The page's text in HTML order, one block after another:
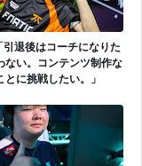
退後はコーチになりた
ない。コンテンツ制作な
とに挑戦したい。」